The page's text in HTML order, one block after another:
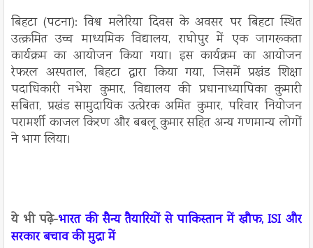
बिहटा (पटना): विश्व मलेरिया दिवस के अवसर पर बिहटा स्थित
उत्क्रमित उच्च माध्यमिक विद्यालय, राघोपुर में एक जागरूकता
कार्यक्रम का आयोजन किया गया। इस कार्यक्रम का आयोजन
रेफरल अस्पताल, बिहटा द्वारा किया गया, जिसमें प्रखंड शिक्षा
पदाधिकारी नभेश कुमार, विद्यालय की प्रधानाध्यापिका कुमारी
सबिता, प्रखंड सामुदायिक उत्प्रेरक अमित कुमार, परिवार नियोजन
परामर्शी काजल किरण और बबलू कुमार सहित अन्य गणमान्य लोगों
ने भाग लिया।
ये भी पढ़े-भारत की सैन्य तैयारियों से पाकिस्तान में खौफ, ISI और
सरकार बचाव की मुद्रा में